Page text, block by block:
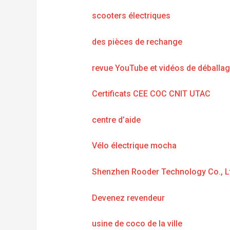
scooters électriques
des pièces de rechange
revue YouTube et vidéos de
Certificats CEE COC CNIT UTAC
centre d’aide
Vélo électrique mocha
Shenzhen Rooder Technology Co.,
Devenez revendeur
usine de coco de la ville